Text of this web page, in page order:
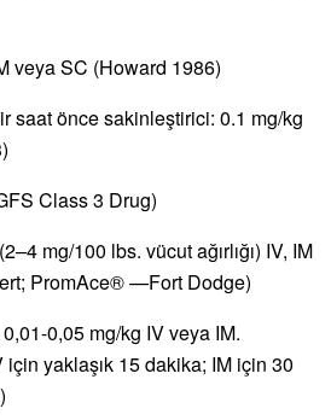
veya SC (Howard 1986)
saat önce sakinleştirici: 0.1 mg/kg
Class 3 Drug)
mg/100 lbs. vücut ağırlığı) IV, IM
PromAce® —Fort Dodge)
0,05 mg/kg IV veya IM.
için yaklaşık 15 dakika; IM için 30